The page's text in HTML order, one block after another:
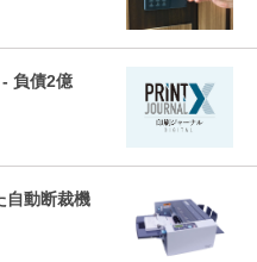
負債2億
自動断裁機